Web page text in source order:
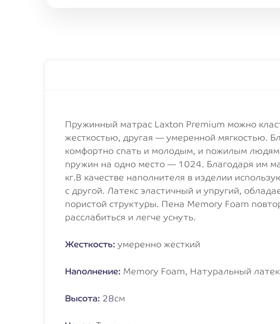
Пружинный матрас Laxton Premium можно
жесткостью, другая — умеренной мягкостью.
комфортно спать и молодым, и пожилым
пружин на одно место — 1024. Благодаря им
кг.В качестве наполнителя в изделии
с другой. Латекс эластичный и упругий,
пористой структуры. Пена Memory Foam
расслабиться и легче уснуть.
Жесткость: умеренно жесткий
Наполнение: Memory Foam, Натуральный
Высота: 28см